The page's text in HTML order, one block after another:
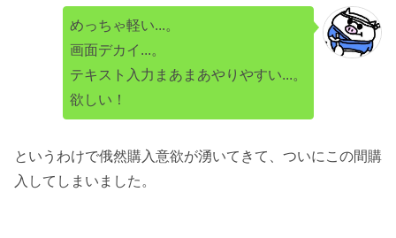
めっちゃ軽い...。
画面デカイ...。
テキスト入力まあまあやりやすい...。
欲しい！
というわけで俄然購入意欲が湧いてきて、ついにこの間購
入してしまいました。